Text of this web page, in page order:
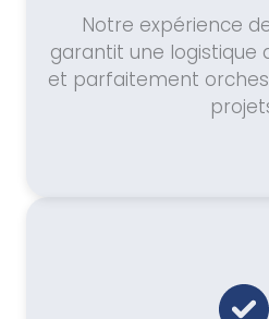
Notre expérience
garantit une
et parfaitement